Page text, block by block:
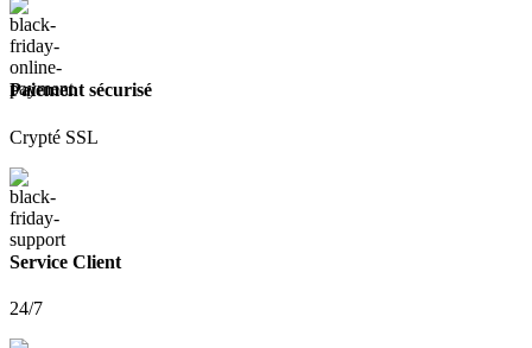
Paiement sécurisé
Crypté SSL
Service Client
24/7